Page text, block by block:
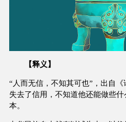
【释义】
“人而无信，不知其可也”，出自
失去了信用，不知道他还能做些
本。